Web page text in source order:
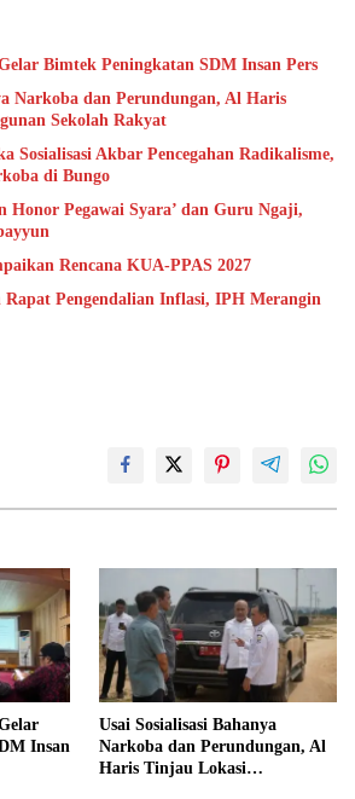
Bimtek Peningkatan SDM Insan Pers
Narkoba dan Perundungan, Al Haris
Sekolah Rakyat
Sosialisasi Akbar Pencegahan Radikalisme,
di Bungo
Honor Pegawai Syara’ dan Guru Ngaji,
Rencana KUA-PPAS 2027
Pengendalian Inflasi, IPH Merangin
Insan
Usai Sosialisasi Bahanya
Narkoba dan Perundungan, Al
Haris Tinjau Lokasi